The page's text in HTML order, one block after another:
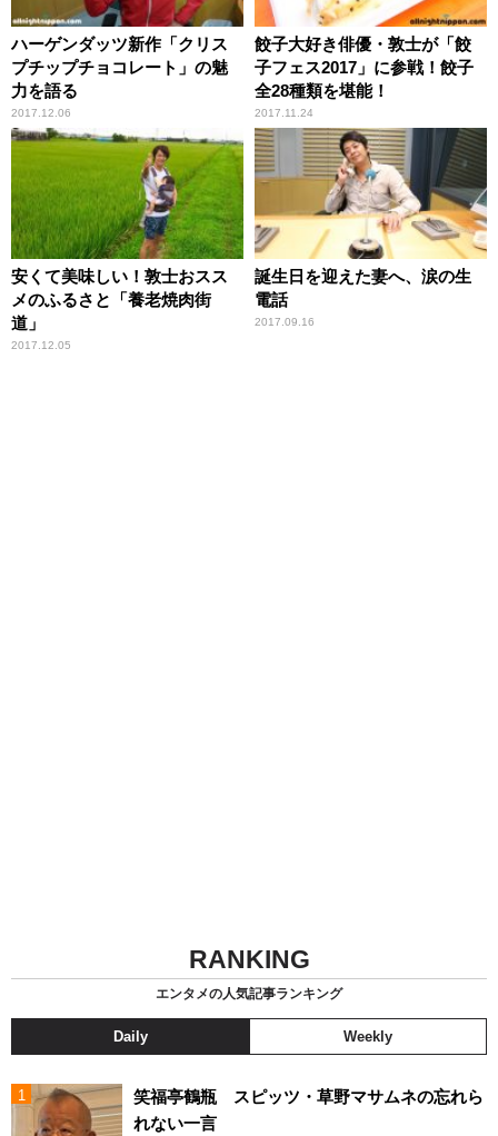
ハーゲンダッツ新作「クリス
プチップチョコレート」の魅
力を語る
2017.12.06
餃子大好き俳優・敦士が「餃
子フェス2017」に参戦！餃子
全28種類を堪能！
2017.11.24
安くて美味しい！敦士おスス
メのふるさと「養老焼肉街
道」
2017.12.05
誕生日を迎えた妻へ、涙の生
電話
2017.09.16
RANKING
エンタメの人気記事ランキング
Daily Weekly
笑福亭鶴瓶 スピッツ・草野マサムネの忘れら
れない一言